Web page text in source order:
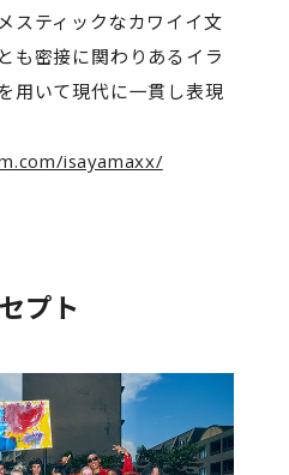
スティックなカワイイ文
も密接に関わりあるイラ
用いて現代に一貫し表現
isayamaxx/
プト